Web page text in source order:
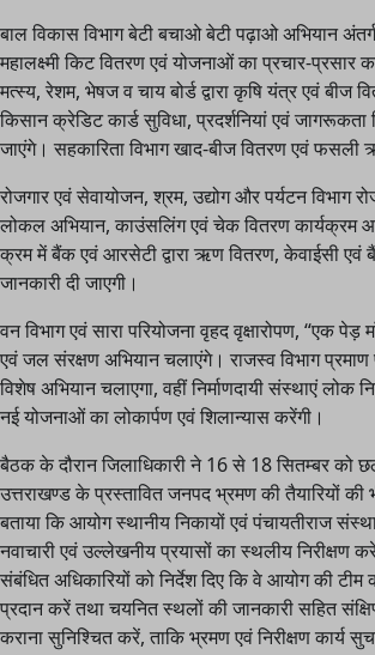
बाल विकास विभाग बेटी बचाओ बेटी पढ़ाओ अभियान
महालक्ष्मी किट वितरण एवं योजनाओं का प्रचार-प्रसार
मत्स्य, रेशम, भेषज व चाय बोर्ड द्वारा कृषि यंत्र एवं बीज
किसान क्रेडिट कार्ड सुविधा, प्रदर्शनियां एवं जागरूकता
जाएंगे। सहकारिता विभाग खाद-बीज वितरण एवं फसली
रोजगार एवं सेवायोजन, श्रम, उद्योग और पर्यटन विभाग
लोकल अभियान, काउंसलिंग एवं चेक वितरण कार्यक्रम
क्रम में बैंक एवं आरसेटी द्वारा ऋण वितरण, केवाईसी एवं
जानकारी दी जाएगी।
वन विभाग एवं सारा परियोजना वृहद वृक्षारोपण, “एक पेड़
एवं जल संरक्षण अभियान चलाएंगे। राजस्व विभाग
विशेष अभियान चलाएगा, वहीं निर्माणदायी संस्थाएं लोक
नई योजनाओं का लोकार्पण एवं शिलान्यास करेंगी।
बैठक के दौरान जिलाधिकारी ने 16 से 18 सितम्बर को
उत्तराखण्ड के प्रस्तावित जनपद भ्रमण की तैयारियों की
बताया कि आयोग स्थानीय निकायों एवं पंचायतीराज
नवाचारी एवं उल्लेखनीय प्रयासों का स्थलीय निरीक्षण
संबंधित अधिकारियों को निर्देश दिए कि वे आयोग की
प्रदान करें तथा चयनित स्थलों की जानकारी सहित
कराना सुनिश्चित करें, ताकि भ्रमण एवं निरीक्षण कार्य